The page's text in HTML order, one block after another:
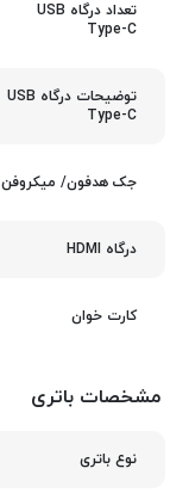
تعداد درگاه USB
Type-C
توضیحات درگاه USB
Type-C
جک هدفون/ میکروفن
درگاه HDMI
کارت‌ خوان
مشخصات باتری
نوع باتری